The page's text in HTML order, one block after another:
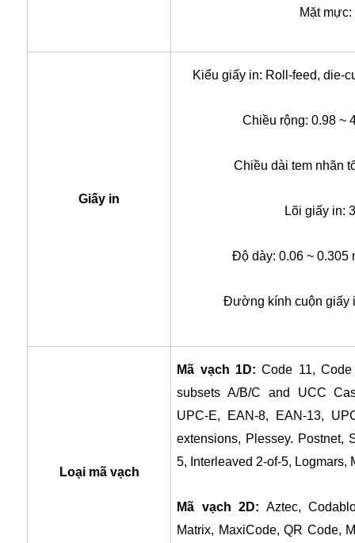
Mặt mực:
Giấy in
Kiểu giấy in: Roll-feed, die-
Chiều rộng: 0.98 ~
Chiều dài tem nhãn
Lõi giấy in:
Độ dày: 0.06 ~ 0.305
Đường kính cuộn giấy
Loại mã vạch
Mã vạch 1D:Code 11,
subsets A/B/C and UCC
UPC-E, EAN-8, EAN-13,
extensions, Plessey. Postnet,
5, Interleaved 2-of-5, Logmars,
Mã vạch 2D: Aztec,
Matrix, MaxiCode, QR Code,